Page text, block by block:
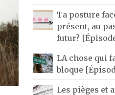
Ta posture
présent, au
futur?
LA chose qui
bloque
Les pièges et